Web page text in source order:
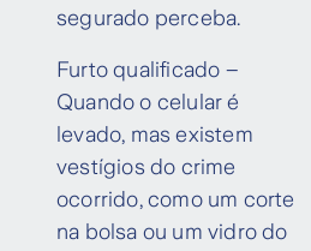
segurado perceba.
Furto qualificado –
Quando o celular é
levado, mas existem
vestígios do crime
ocorrido, como um corte
na bolsa ou um vidro do